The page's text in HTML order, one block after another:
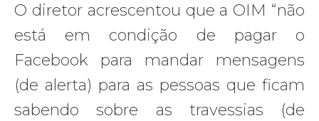
O diretor acrescentou que a OIM “não
está em condição de pagar o
Facebook para mandar mensagens
(de alerta) para as pessoas que ficam
sabendo sobre as travessias (de